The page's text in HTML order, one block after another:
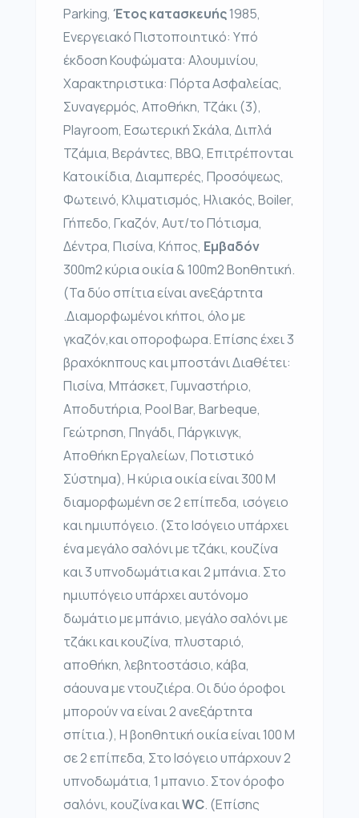
Parking, Έτος κατασκευής1985,
Ενεργειακό Πιστοποιητικό: Υπό
έκδοση Κουφώματα: Αλουμινίου,
Χαρακτηριστικα: Πόρτα Ασφαλείας,
Συναγερμός, Αποθήκη, Τζάκι (3),
Playroom, Εσωτερική Σκάλα, Διπλά
Τζάμια, Βεράντες, BBQ, Επιτρέπονται
Κατοικίδια, Διαμπερές, Προσόψεως,
Φωτεινό, Κλιματισμός, Ηλιακός, Boiler,
Γήπεδο, Γκαζόν, Αυτ/το Πότισμα,
Δέντρα, Πισίνα, Κήπος, Εμβαδόν
300m2 κύρια οικία & 100m2 Βοηθητική.
(Τα δύο σπίτια είναι ανεξάρτητα
.Διαμορφωμένοι κήποι, όλο με
γκαζόν,και οποροφωρα. Επίσης έχει 3
βραχόκηπους και μποστάνι Διαθέτει:
Πισίνα, Μπάσκετ, Γυμναστήριο,
Αποδυτήρια, Pool Bar, Barbeque,
Γεώτρηση, Πηγάδι, Πάργκινγκ,
Αποθήκη Εργαλείων, Ποτιστικό
Σύστημα), Η κύρια οικία είναι 300 Μ
διαμορφωμένη σε 2 επίπεδα, ισόγειο
και ημιυπόγειο. (Στο Ισόγειο υπάρχει
ένα μεγάλο σαλόνι με τζάκι, κουζίνα
και 3 υπνοδωμάτια και 2 μπάνια. Στο
ημιυπόγειο υπάρχει αυτόνομο
δωμάτιο με μπάνιο, μεγάλο σαλόνι με
τζάκι και κουζίνα, πλυσταριό,
αποθήκη, λεβητοστάσιο, κάβα,
σάουνα με ντουζιέρα. Οι δύο όροφοι
μπορούν να είναι 2 ανεξάρτητα
σπίτια.), Η βοηθητική οικία είναι 100 Μ
σε 2 επίπεδα, Στο Ισόγειο υπάρχουν 2
υπνοδωμάτια, 1 μπανιο. Στον όροφο
σαλόνι, κουζίνα καιWC. (Επίσης